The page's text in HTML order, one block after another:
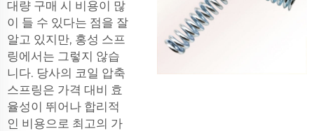
대량 구매 시 비용이 많
이 들 수 있다는 점을 잘
알고 있지만, 홍성 스프
링에서는 그렇지 않습
니다. 당사의 코일 압축
스프링은 가격 대비 효
율성이 뛰어나 합리적
인 비용으로 최고의 가